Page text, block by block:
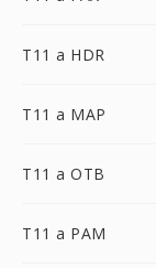
T11 a HDR
T11 a MAP
T11 a OTB
T11 a PAM